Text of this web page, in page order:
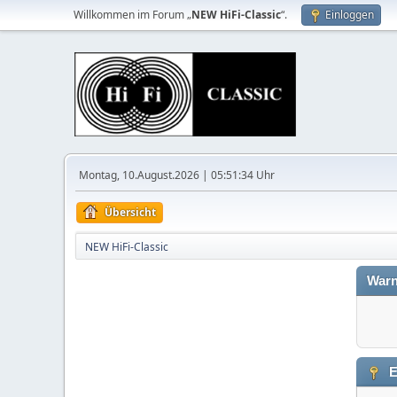
Willkommen im Forum „NEW HiFi-Classic“. Einloggen
Montag, 10.August.2026 | 05:51:34 Uhr
Übersicht
NEW HiFi-Classic